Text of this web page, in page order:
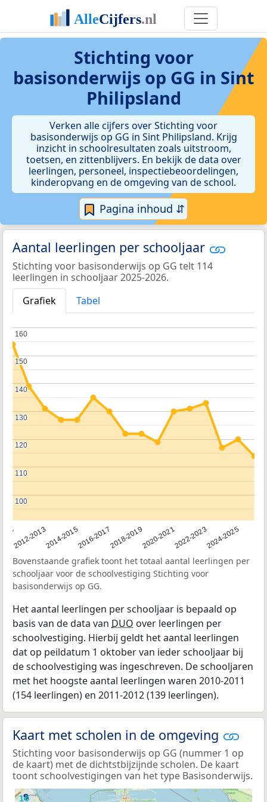
Stichting voor
basisonderwijs op GG in Sint
Philipsland
Verken alle cijfers over Stichting voor
basisonderwijs op GG in Sint Philipsland. Krijg
inzicht in schoolresultaten zoals uitstroom,
toetsen, en zittenblijvers. En bekijk de data over
leerlingen, personeel, inspectiebeoordelingen,
kinderopvang en de omgeving van de school.
Pagina inhoud ⇵
Aantal leerlingen per schooljaar
Stichting voor basisonderwijs op GG telt 114
leerlingen in schooljaar 2025-2026.
Grafiek
Tabel
2012-20132014-20152016-20172018-20192020-20212022-20232024-2025
100
100
110
110
120
120
130
130
140
140
150
150
160
160
Bovenstaande grafiek toont het totaal aantal leerlingen per
schooljaar voor de schoolvestiging Stichting voor
basisonderwijs op GG.
Het aantal leerlingen per schooljaar is bepaald op
basis van de data van DUO over leerlingen per
schoolvestiging. Hierbij geldt het aantal leerlingen
dat op peildatum 1 oktober van ieder schooljaar bij
de schoolvestiging was ingeschreven. De schooljaren
met het hoogste aantal leerlingen waren 2010-2011
(154 leerlingen) en 2011-2012 (139 leerlingen).
Kaart met scholen in de omgeving
Stichting voor basisonderwijs op GG (nummer 1 op
de kaart) met de dichtstbijzijnde scholen. De kaart
toont schoolvestigingen van het type Basisonderwijs.